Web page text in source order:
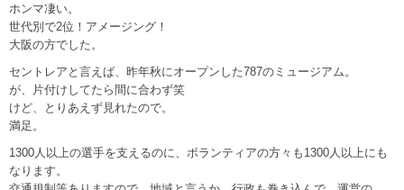
ホンマ凄い。
世代別で2位！アメージング！
大阪の方でした。
セントレアと言えば、昨年秋にオープンした787のミュージアム。
が、片付けしてたら間に合わず笑
けど、とりあえず見れたので。
満足。
1300人以上の選手を支えるのに、ボランティアの方々も1300人以上にも
なります。